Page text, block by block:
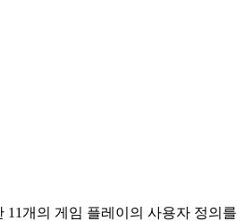
11개의 게임 플레이의 사용자 정의를